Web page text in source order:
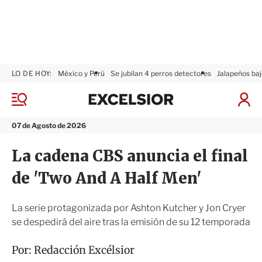
M
n
07 de Agosto de 2026
LO DE HOY: México y Perú Se jubilan 4 perros detectores Jalapeños
I
i
a
s
ó
x
s
i
o
r
La cadena CBS anuncia el final
de 'Two And A Half Men'
La serie protagonizada por Ashton Kutcher y Jon Cryer
se despedirá del aire tras la emisión de su 12 temporada
Por: Redacción Excélsior